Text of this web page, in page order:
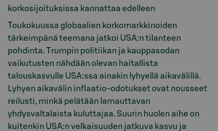
korkosijoituksissa kannattaa edelleen
Toukokuussa globaalien korkomarkkinoiden
tärkeimpänä teemana jatkoi USA:n tilanteen
pohdinta. Trumpin politiikan ja kauppasodan
vaikutusten nähdään olevan haitallista
talouskasvulle USA:ssa ainakin lyhyellä aikavälillä.
Lyhyen aikavälin inflaatio-odotukset ovat nousseet
reilusti, minkä pelätään lamauttavan
yhdysvaltalaista kuluttajaa. Suurin huolen aihe on
kuitenkin USA:n velkaisuuden jatkuva kasvu ja